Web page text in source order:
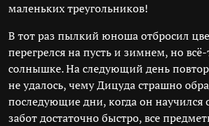
маленьких треугольников!
В тот раз пылкий юноша отбросил
перегрелся на пусть и зимнем, но
солнышке. На следующий день
не удалось, чему Дицуда страшно
последующие дни, когда он научился
забот достаточно быстро, все